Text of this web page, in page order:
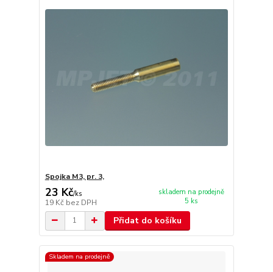
Spojka M3, pr. 3,
23 Kč/ks
19 Kč bez DPH
skladem na prodejně
5 ks
Přidat do košíku
Skladem na prodejně